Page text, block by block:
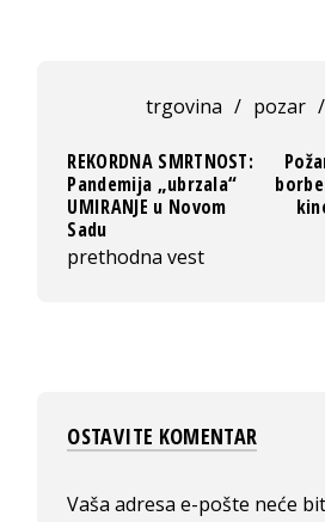
trgovina / pozar /
REKORDNA SMRTNOST:
Pandemija „ubrzala“
UMIRANJE u Novom
Sadu
prethodna vest
OSTAVITE KOMENTAR
Vaša adresa e-pošte neće